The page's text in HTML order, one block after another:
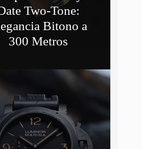
Two-Tone:
Bitono a
300 Metros